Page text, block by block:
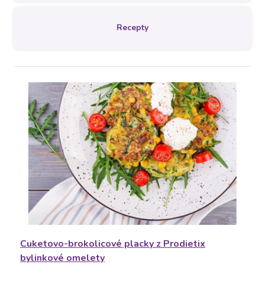
Recepty
V
č
Cuketovo-brokolicové placky z Prodietix
bylinkové omelety